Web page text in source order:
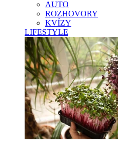
AUTO
ROZHOVORY
KVÍZY
LIFESTYLE